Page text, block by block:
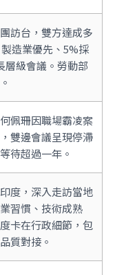
訪台，雙方達成多
造業優先、5%採
層級會議。勞動部
佩珊因職場霸凌案
雙邊會議呈現停滯
待超過一年。
度，深入走訪當地
習慣、技術成熟
卡在行政細節，包
質對接。